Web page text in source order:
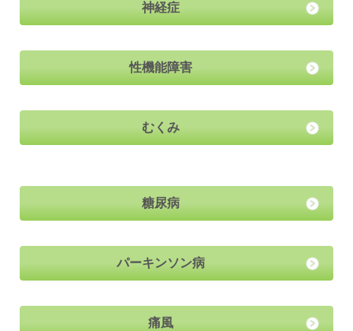
神経症
性機能障害
むくみ
糖尿病
パーキンソン病
痛風